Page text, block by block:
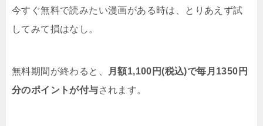
今すぐ無料で読みたい漫画がある時は、とりあえず試
してみて損はなし。
無料期間が終わると、
月額1,100円(税込)で毎月1350円
分のポイントが付与されます。